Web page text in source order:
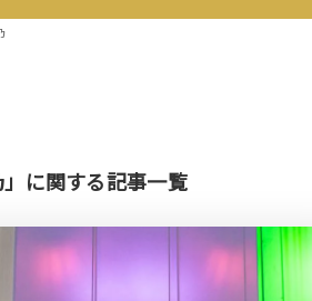
」に関する記事一覧